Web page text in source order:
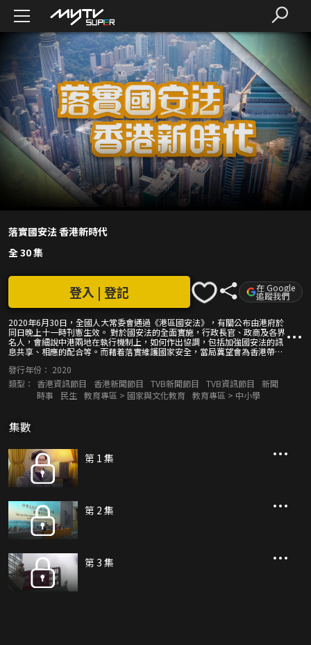
落實國安法 香港新時代
全 30 集
2020年6月30日，全國人大常委會通過《港區國安法》，有關公布由港府於
同日晚上十一時刊憲生效。 對於國安法的全面實施，行政長官、政商及各界
名人，會細說中港兩地在執行機制上，如何作出協調，包括加強國安法的訊
息共享、相應的配合等。而藉着落實維護國家安全，當局冀望會為香港帶來
相關人士的看法。
登入 | 登記 在 Google
追蹤我們
發行年份： 2020
類型：
香港資訊節目 香港新聞節目 TVB新聞節目 TVB資訊節目
新聞
時事
民生 教育專區 > 國家與文化教育 教育專區 > 中小學
集數
第 1 集
第 2 集
第 3 集